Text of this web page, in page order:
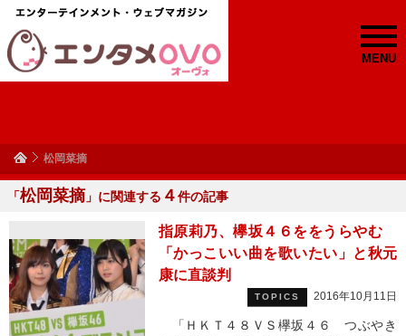
MENU
松岡菜摘
「松岡菜摘 」に関連する ４件の記事
指原莉乃、欅坂４６ををうらやむ
「かっこいい曲を歌いたい」と秋元
康に直談判
TOPICS 2016年10月11日
「ＨＫＴ４８ＶＳ欅坂４６ つぶやき